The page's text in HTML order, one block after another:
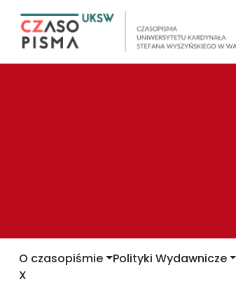
O czasopiśmie Polityki Wydawnicze
X